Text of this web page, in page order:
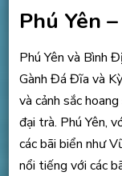
Phú Yên
Phú Yên và Bình
Gành Đá Đĩa và
và cảnh sắc
đại trà. Phú Yên,
các bãi biển như
nổi tiếng với các